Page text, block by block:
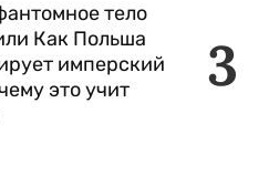
3
тело
Как Польша
имперский
это учит